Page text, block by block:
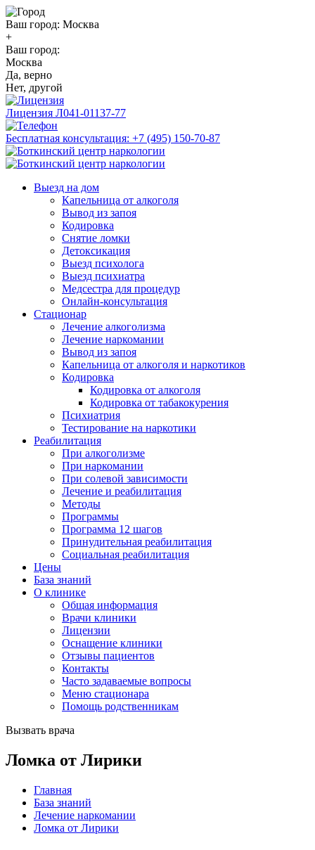
Ваш город: Москва
+
Ваш город:
Москва
Да, верно
Нет, другой
Лицензия Л041-01137-77
Бесплатная консультация: +7 (495) 150-70-87
Выезд на дом
Капельница от алкоголя
Вывод из запоя
Кодировка
Снятие ломки
Детоксикация
Выезд психолога
Выезд психиатра
Медсестра для процедур
Онлайн-консультация
Стационар
Лечение алкоголизма
Лечение наркомании
Вывод из запоя
Капельница от алкоголя и наркотиков
Кодировка
Кодировка от алкоголя
Кодировка от табакокурения
Психиатрия
Тестирование на наркотики
Реабилитация
При алкоголизме
При наркомании
При солевой зависимости
Лечение и реабилитация
Методы
Программы
Программа 12 шагов
Принудительная реабилитация
Социальная реабилитация
Цены
База знаний
О клинике
Общая информация
Врачи клиники
Лицензии
Оснащение клиники
Отзывы пациентов
Контакты
Часто задаваемые вопросы
Меню стационара
Помощь родственникам
Вызвать врача
Ломка от Лирики
Главная
База знаний
Лечение наркомании
Ломка от Лирики